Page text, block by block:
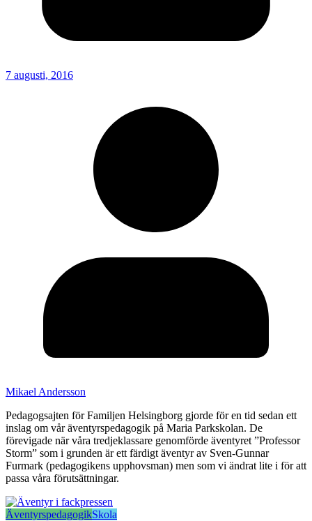
7 augusti, 2016
Mikael Andersson
Pedagogsajten för Familjen Helsingborg gjorde för en tid sedan ett
inslag om vår äventyrspedagogik på Maria Parkskolan. De
förevigade när våra tredjeklassare genomförde äventyret ”Professor
Storm” som i grunden är ett färdigt äventyr av Sven-Gunnar
Furmark (pedagogikens upphovsman) men som vi ändrat lite i för att
passa våra förutsättningar.
ÄventyrspedagogikSkola